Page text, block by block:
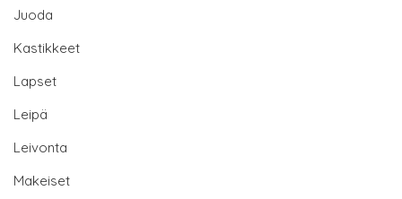
Juoda
Kastikkeet
Lapset
Leipä
Leivonta
Makeiset